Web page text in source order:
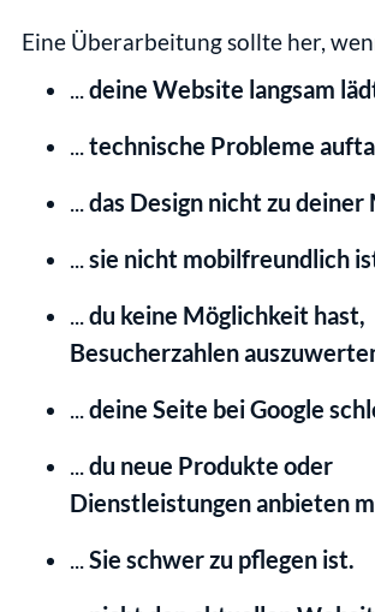
Eine Überarbeitung sollte her,
... deine Website langsam
... technische Probleme
... das Design nicht zu deiner
... sie nicht mobilfreundlich
... du keine Möglichkeit hast,
Besucherzahlen
... deine Seite bei Google
... du neue Produkte oder
Dienstleistungen anbieten
... Sie schwer zu pflegen ist.